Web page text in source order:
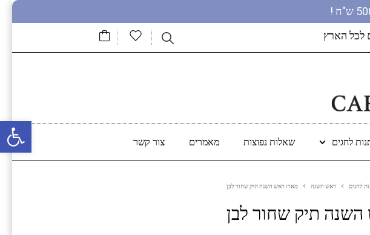
פתח סרגל נגישות
לכל הארץ
לחגים שאלות נפוצות מאמרים צור קשר
לחגים ראש השנה מארז ראש השנה תיק שחור לבן
תיק שחור לבן